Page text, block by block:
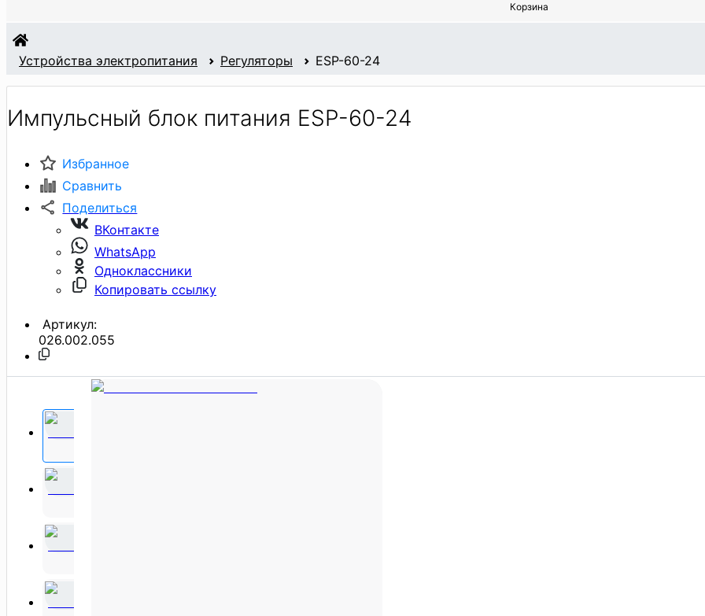
Корзина
Устройства электропитания Регуляторы ESP-60-24
Импульсный блок питания ESP-60-24
Избранное
Сравнить
Поделиться
ВКонтакте
WhatsApp
Одноклассники
Копировать ссылку
Артикул:
026.002.055